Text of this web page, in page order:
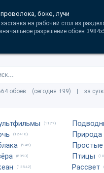
боке, лучи
на рабочий стол из
разрешение обоев
обоев (сегодня +99) | за
(1177)
(12410)
(945)
(6990)
(13542)
Природа
Простые
Птицы
Рассвет